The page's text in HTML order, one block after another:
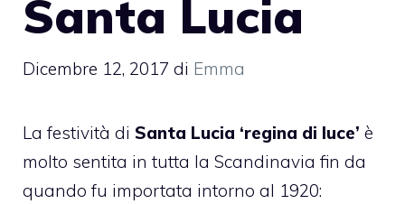
Santa Lucia
Dicembre 12, 2017 di Emma
La festività di Santa Lucia ‘regina di luce’ è
molto sentita in tutta la Scandinavia fin da
quando fu importata intorno al 1920: